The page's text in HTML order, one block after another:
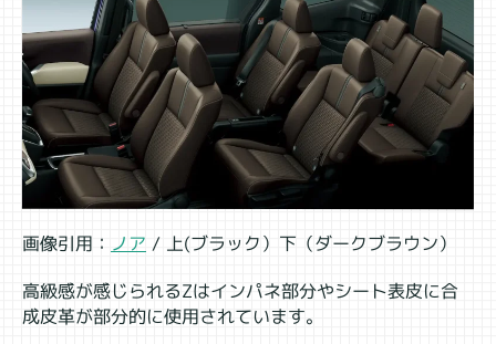
画像引用： ノア / 上(ブラック）下（ダークブラウン）
高級感が感じられるZはインパネ部分やシート表皮に合
成皮革が部分的に使用されています。